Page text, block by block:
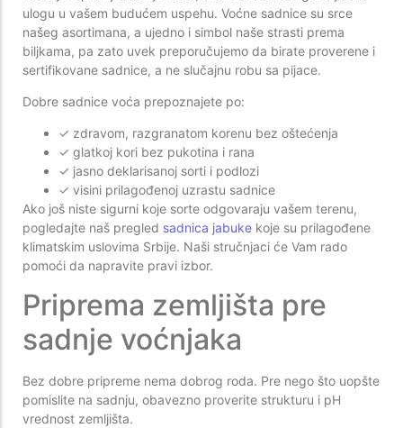
ulogu u vašem budućem uspehu. Voćne sadnice su srce
našeg asortimana, a ujedno i simbol naše strasti prema
biljkama, pa zato uvek preporučujemo da birate proverene i
sertifikovane sadnice, a ne slučajnu robu sa pijace.
Dobre sadnice voća prepoznajete po:
✓ zdravom, razgranatom korenu bez oštećenja
✓ glatkoj kori bez pukotina i rana
✓ jasno deklarisanoj sorti i podlozi
✓ visini prilagođenoj uzrastu sadnice
Ako još niste sigurni koje sorte odgovaraju vašem terenu,
pogledajte naš pregled sadnica jabuke koje su prilagođene
klimatskim uslovima Srbije. Naši stručnjaci će Vam rado
pomoći da napravite pravi izbor.
Priprema zemljišta pre
sadnje voćnjaka
Bez dobre pripreme nema dobrog roda. Pre nego što uopšte
pomislite na sadnju, obavezno proverite strukturu i pH
vrednost zemljišta.